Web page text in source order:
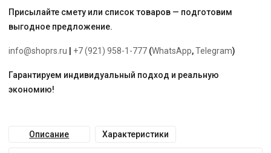
Присылайте смету или список товаров — подготовим
выгодное предложение.
info@shoprs.ru +7 (921) 958-1-777 (WhatsApp,Telegram)
Гарантируем индивидуальный подход и реальную
экономию!
Описание Характеристики